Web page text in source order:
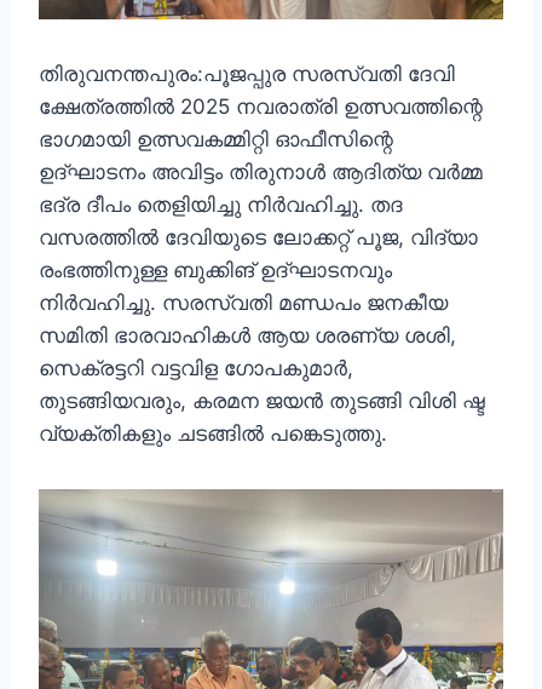
തിരുവനന്തപുരം:പൂജപ്പുര സരസ്വതി ദേവി
ക്ഷേത്രത്തിൽ 2025 നവരാത്രി ഉത്സവത്തിന്റെ
ഭാഗമായി ഉത്സവകമ്മിറ്റി ഓഫീസിന്റെ
ഉദ്ഘാടനം അവിട്ടം തിരുനാൾ ആദിത്യ വർമ്മ
ഭദ്ര ദീപം തെളിയിച്ചു നിർവഹിച്ചു. തദ
വസരത്തിൽ ദേവിയുടെ ലോക്കറ്റ് പൂജ, വിദ്യാ
രംഭത്തിനുള്ള ബുക്കിങ് ഉദ്ഘാടനവും
നിർവഹിച്ചു. സരസ്വതി മണ്ഡപം ജനകീയ
സമിതി ഭാരവാഹികൾ ആയ ശരണ്യ ശശി,
സെക്രട്ടറി വട്ടവിള ഗോപകുമാർ,
തുടങ്ങിയവരും, കരമന ജയൻ തുടങ്ങി വിശി ഷ്ട
വ്യക്തികളും ചടങ്ങിൽ പങ്കെടുത്തു.